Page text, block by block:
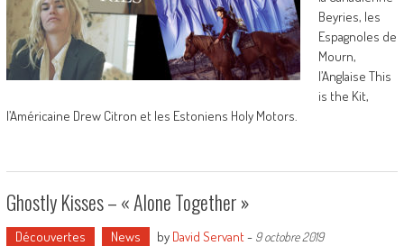
Beyries, les
Espagnoles de
Mourn,
l’Anglaise This
is the Kit,
l’Américaine Drew Citron et les Estoniens Holy Motors.
Ghostly Kisses – « Alone Together »
Découvertes News by David Servant- 9 octobre 2019